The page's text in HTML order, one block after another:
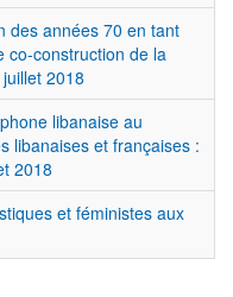
des années 70 en tant
co-construction de la
2018
libanaise au
libanaises et françaises :
2018
et féministes aux